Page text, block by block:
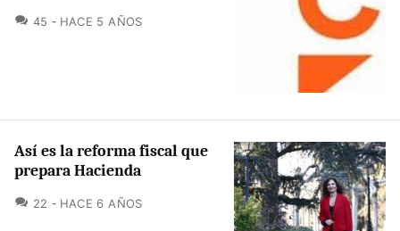
45 COMENTARIOS
HACE 5 AÑOS
Así es la reforma fiscal que
prepara Hacienda
22 COMENTARIOS
HACE 6 AÑOS